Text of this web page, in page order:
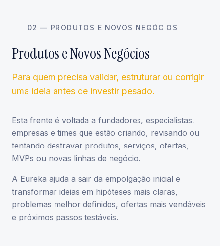
02 — PRODUTOS E NOVOS NEGÓCIOS
Produtos e Novos Negócios
Para quem precisa validar, estruturar ou corrigir
uma ideia antes de investir pesado.
Esta frente é voltada a fundadores, especialistas,
empresas e times que estão criando, revisando ou
tentando destravar produtos, serviços, ofertas,
MVPs ou novas linhas de negócio.
A Eureka ajuda a sair da empolgação inicial e
transformar ideias em hipóteses mais claras,
problemas melhor definidos, ofertas mais vendáveis
e próximos passos testáveis.